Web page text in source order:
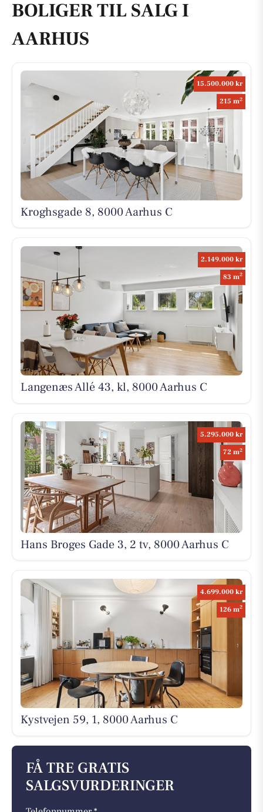
BOLIGER TIL SALG I
AARHUS
15.500.000 kr
215 m2
Kroghsgade 8, 8000 Aarhus C
2.149.000 kr
83 m2
Langenæs Allé 43, kl, 8000 Aarhus C
5.295.000 kr
72 m2
Hans Broges Gade 3, 2 tv, 8000 Aarhus C
4.699.000 kr
126 m2
Kystvejen 59, 1, 8000 Aarhus C
FÅ TRE GRATIS
SALGSVURDERINGER